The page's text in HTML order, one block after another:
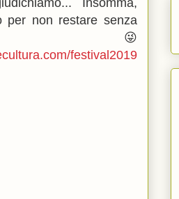
Insomma,
per non restare senza
😜
festival2019